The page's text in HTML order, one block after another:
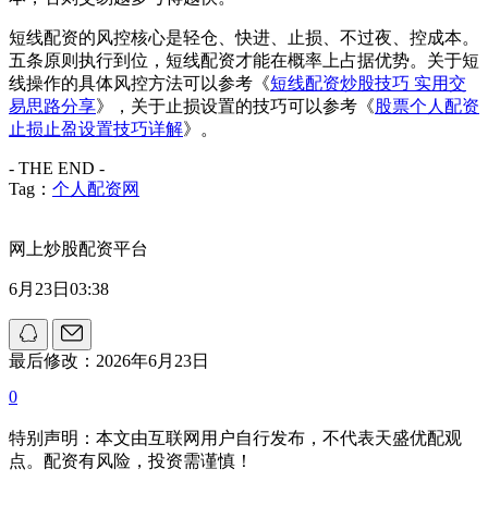
短线配资的风控核心是轻仓、快进、止损、不过夜、控成本。
五条原则执行到位，短线配资才能在概率上占据优势。关于短
线操作的具体风控方法可以参考《短线配资炒股技巧 实用交
易思路分享》，关于止损设置的技巧可以参考《股票个人配资
止损止盈设置技巧详解》。
- THE END -
Tag： 个人配资网
网上炒股配资平台
6月23日03:38
最后修改：2026年6月23日
0
特别声明：本文由互联网用户自行发布，不代表天盛优配观
点。配资有风险，投资需谨慎！